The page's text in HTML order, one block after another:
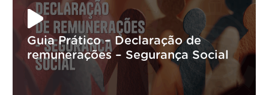
Guia Prático – Declaração de
remunerações – Segurança Social